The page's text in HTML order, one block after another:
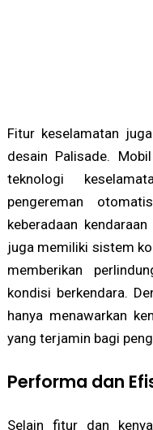
Fitur keselamatan
desain Palisade.
teknologi
pengereman
keberadaan
juga memiliki sistem
memberikan
kondisi berkendara.
hanya menawarkan
yang terjamin bagi
Performa dan
Selain fitur dan